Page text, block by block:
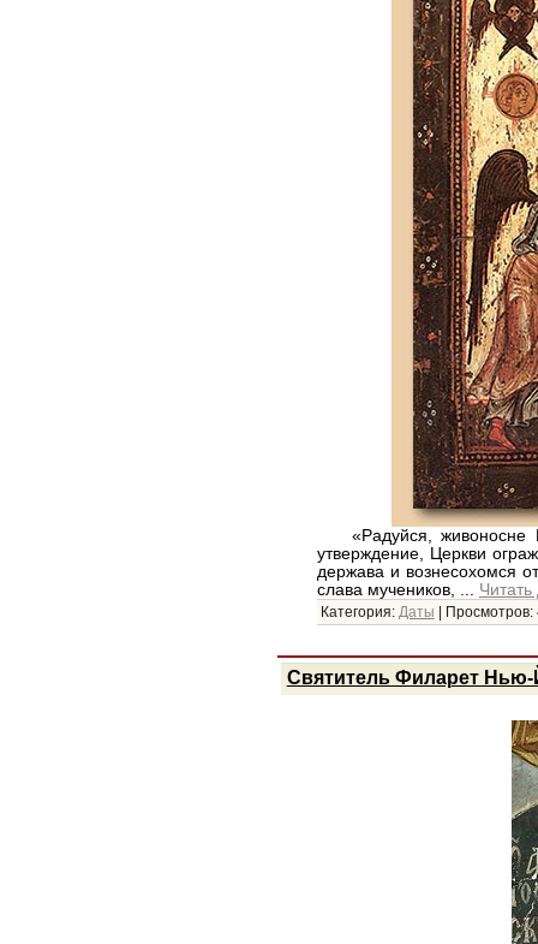
«Радуйся, живоносне
утверждение, Церкви
держава и вознесохомся
слава мучеников, ...
Категория: Даты Просмотров:
Святитель Филарет Нью-